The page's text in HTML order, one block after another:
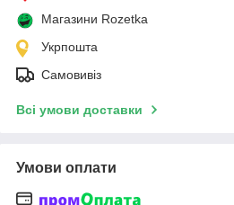
Магазини Rozetka
Укрпошта
Самовивіз
Всі умови доставки
Умови оплати